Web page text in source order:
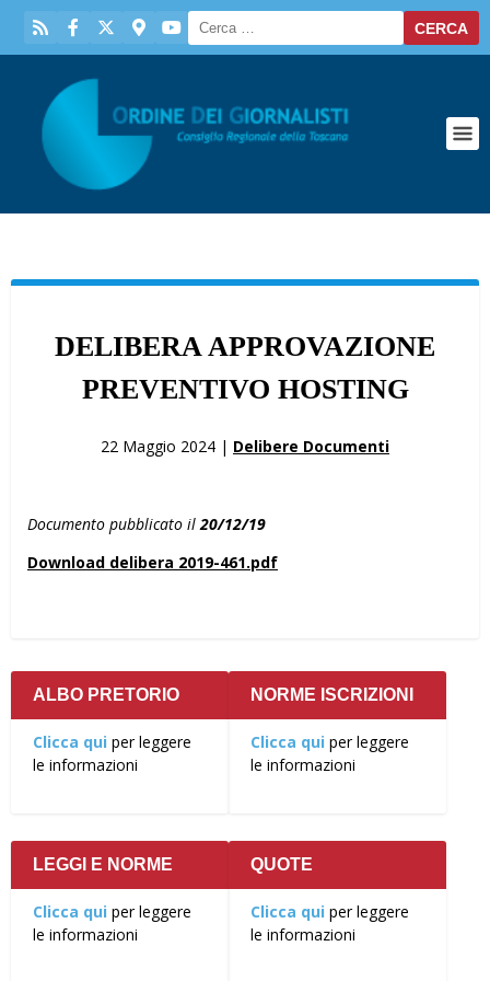
DELIBERA APPROVAZIONE
PREVENTIVO HOSTING
22 Maggio 2024 | Delibere Documenti
Documento pubblicato il 20/12/19
Download delibera 2019-461.pdf
ALBO PRETORIO
Clicca qui per leggere
le informazioni
NORME ISCRIZIONI
Clicca qui per leggere
le informazioni
LEGGI E NORME
Clicca qui per leggere
le informazioni
QUOTE
Clicca qui per leggere
le informazioni